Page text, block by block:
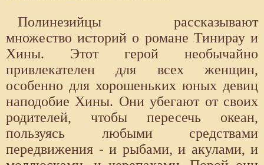
Полинезийцы рассказывают
множество историй о романе Тинирау и
Хины. Этот герой необычайно
привлекателен для всех женщин,
особенно для хорошеньких юных девиц
наподобие Хины. Они убегают от своих
родителей, чтобы пересечь океан,
пользуясь любыми средствами
передвижения - и рыбами, и акулами, и